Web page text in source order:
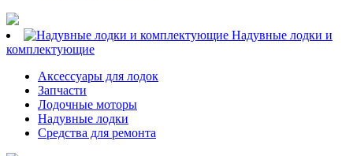
Надувные лодки и
комплектующие
Аксессуары для лодок
Запчасти
Лодочные моторы
Надувные лодки
Средства для ремонта